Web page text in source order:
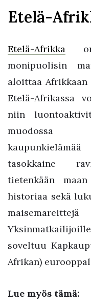
Etelä-
Etelä-Afrikka on
monipuolisin
aloittaa
Etelä-Afrikassa
niin
muodossa
tasokkaine
tietenkään
historiaa sekä
soveltuu
Afrikan)
Lue myös tämä: